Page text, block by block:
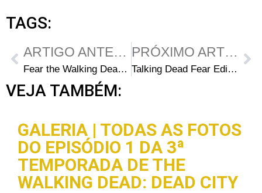
TAGS:
ARTIGO ANTERIOR
Fear the Walking Dead S03E03: Colman Domingo fala sobre o reencontro de Strand e Daniel
PRÓXIMO ARTIGO
Talking Dead Fear Edition #1 – Dave Erickson, Alycia Debnam-Carey e Cliff Curtis
VEJA TAMBÉM:
GALERIA | TODAS AS FOTOS
DO EPISÓDIO 1 DA 3ª
TEMPORADA DE THE
WALKING DEAD: DEAD CITY